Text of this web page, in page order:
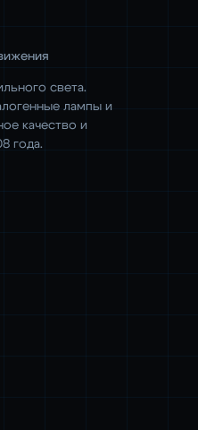
света.
лампы и
качество и
года.